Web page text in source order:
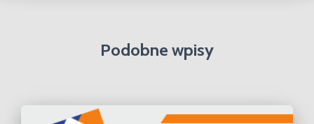
Podobne wpisy